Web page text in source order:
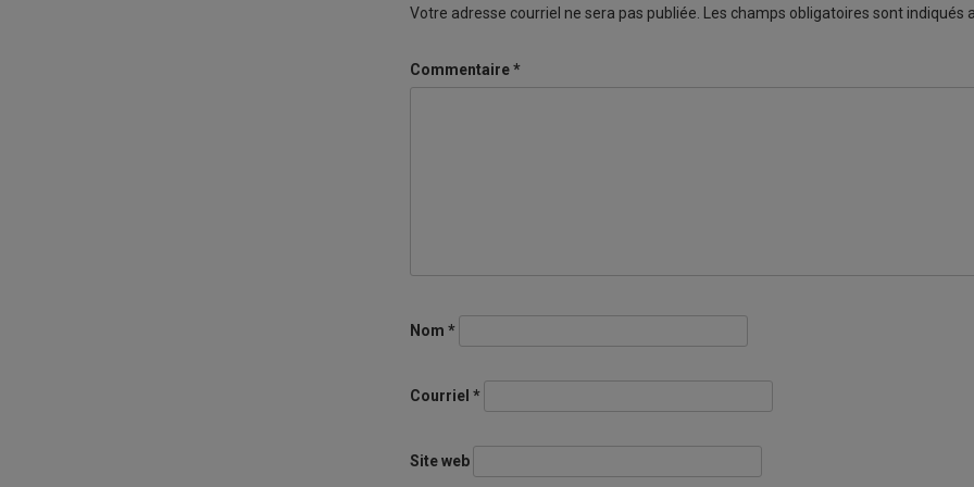
Votre adresse courriel ne sera pas publiée. Les champs obligatoires sont indiqués
Commentaire*
Nom *
Courriel *
Site web